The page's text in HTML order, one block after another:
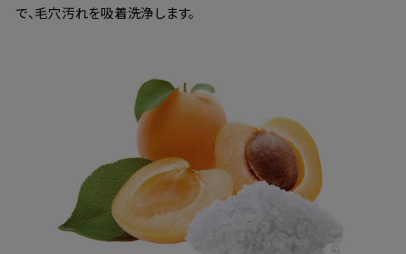
で、毛穴汚れを吸着洗浄します。